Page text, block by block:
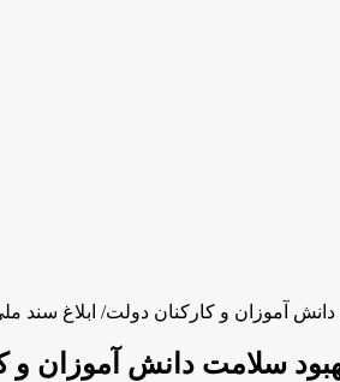
دانش آموزان و کارکنان دولت/ ابلاغ سند
سلامت دانش آموزان و